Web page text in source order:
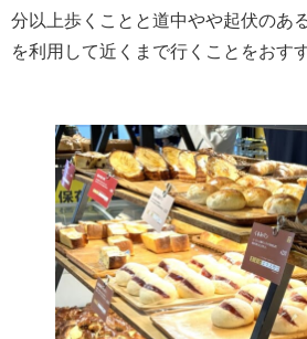
分以上歩くことと道中やや起伏のあ
を利用して近くまで行くことをおす